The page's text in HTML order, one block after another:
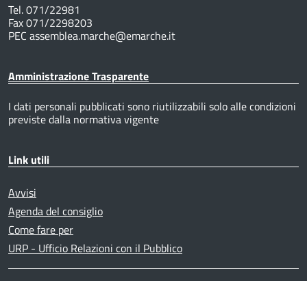
Tel. 071/22981
Fax 071/2298203
PEC assemblea.marche@emarche.it
Amministrazione Trasparente
I dati personali pubblicati sono riutilizzabili solo alle condizioni
previste dalla normativa vigente
Link utili
Avvisi
Agenda del consiglio
Come fare per
URP - Ufficio Relazioni con il Pubblico